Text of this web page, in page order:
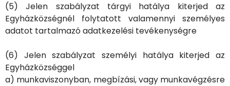
(5) Jelen szabályzat tárgyi hatálya kiterjed az
Egyházközségnél folytatott valamennyi személyes
adatot tartalmazó adatkezelési tevékenységre
(6) Jelen szabályzat személyi hatálya kiterjed az
Egyházközséggel
a) munkaviszonyban, megbízási, vagy munkavégzésre